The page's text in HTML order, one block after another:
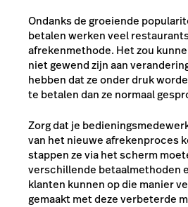
Ondanks de groeiende
betalen werken veel
afrekenmethode. Het zou
niet gewend zijn aan
hebben dat ze onder druk
te betalen dan ze normaal
Zorg dat je
van het nieuwe afrekenproces
stappen ze via het scherm
verschillende betaalmethoden
klanten kunnen op die manier
gemaakt met deze verbeterde